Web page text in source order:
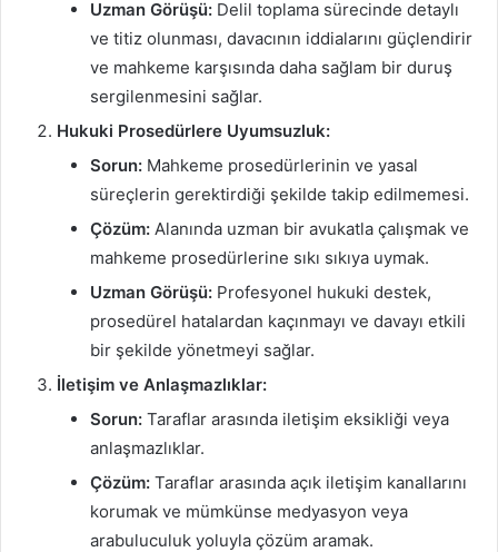
Uzman Görüşü: Delil toplama sürecinde detaylı
ve titiz olunması, davacının iddialarını güçlendirir
ve mahkeme karşısında daha sağlam bir duruş
sergilenmesini sağlar.
Hukuki Prosedürlere Uyumsuzluk:
Sorun: Mahkeme prosedürlerinin ve yasal
süreçlerin gerektirdiği şekilde takip edilmemesi.
Çözüm: Alanında uzman bir avukatla çalışmak ve
mahkeme prosedürlerine sıkı sıkıya uymak.
Uzman Görüşü: Profesyonel hukuki destek,
prosedürel hatalardan kaçınmayı ve davayı etkili
bir şekilde yönetmeyi sağlar.
İletişim ve Anlaşmazlıklar:
Sorun: Taraflar arasında iletişim eksikliği veya
anlaşmazlıklar.
Çözüm: Taraflar arasında açık iletişim kanallarını
korumak ve mümkünse medyasyon veya
arabuluculuk yoluyla çözüm aramak.